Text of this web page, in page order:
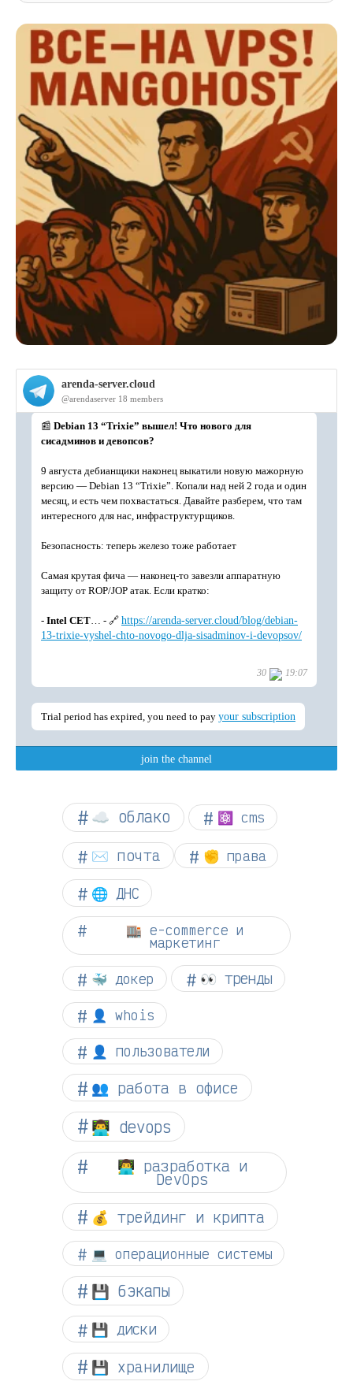
☁︎ облако ⚛ cms
✉️ почта ✊ права
🌐 ДНС
🏬 e-commerce и
маркетинг
🐳 докер 👀 тренды
👤 whois
👤 пользователи
👥 работа в офисе
👨‍💻 devops
👨‍💻 разработка и
DevOps
💰 трейдинг и крипта
💻 операционные системы
💾 бэкапы
💾 диски
💾 хранилище